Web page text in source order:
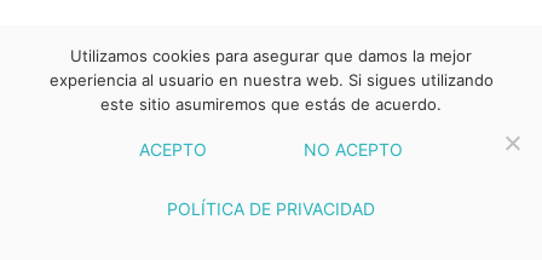
Utilizamos cookies para asegurar que damos la mejor
experiencia al usuario en nuestra web. Si sigues utilizando
este sitio asumiremos que estás de acuerdo.
ACEPTO NO ACEPTO
POLÍTICA DE PRIVACIDAD